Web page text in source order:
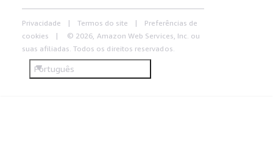
Privacidade Termos do site
Preferências de
cookies
© 2026, Amazon Web Services, Inc. ou
suas afiliadas. Todos os direitos reservados.
Português